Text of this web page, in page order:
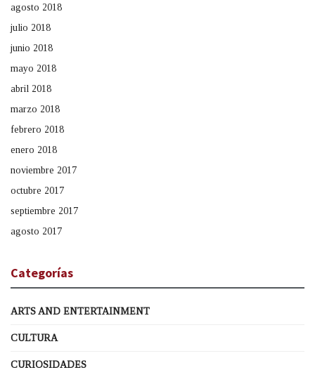
agosto 2018
julio 2018
junio 2018
mayo 2018
abril 2018
marzo 2018
febrero 2018
enero 2018
noviembre 2017
octubre 2017
septiembre 2017
agosto 2017
Categorías
ARTS AND ENTERTAINMENT
CULTURA
CURIOSIDADES